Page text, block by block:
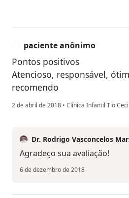
paciente anônimo
Pontos positivos
Atencioso, responsável,
recomendo
2 de abril de 2018 • Clínica Infantil Tio
Dr. Rodrigo Vasconcelos
Agradeço sua avaliação!
6 de dezembro de 2018